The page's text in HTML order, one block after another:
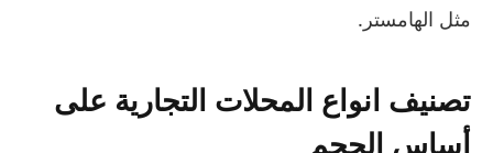
مثل الهامستر.
تصنيف انواع المحلات التجارية على
أساس الحجم